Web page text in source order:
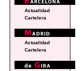
Actualidad
Cartelera
Actualidad
Cartelera